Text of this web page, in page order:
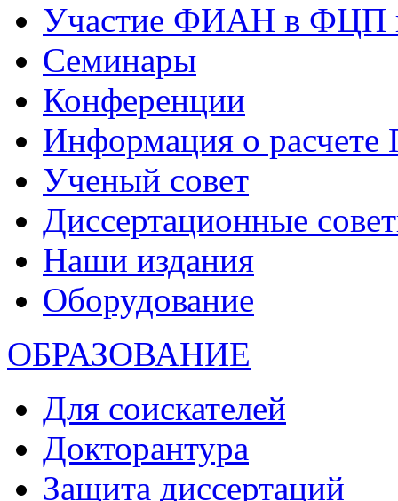
Участие ФИАН в ФЦП
Семинары
Конференции
Информация о
Ученый совет
Диссертационные
Наши издания
Оборудование
ОБРАЗОВАНИЕ
Для соискателей
Докторантура
Защита диссертаций